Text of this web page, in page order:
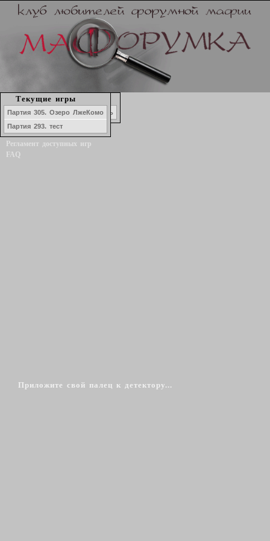
Приложите свой палец к детектору...
История игр
Форум
Статистика игроков
Регламент доступных игр
FAQ
Набор в игру
Маф-Наволок. Молочный день
Текущие игры
Партия 305. Озеро ЛжеКомо
Партия 293. тест